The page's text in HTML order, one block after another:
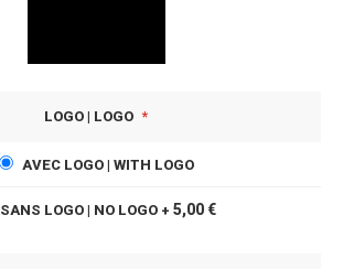
LOGO | LOGO
AVEC LOGO | WITH LOGO
SANS LOGO | NO LOGO + 5,00 €